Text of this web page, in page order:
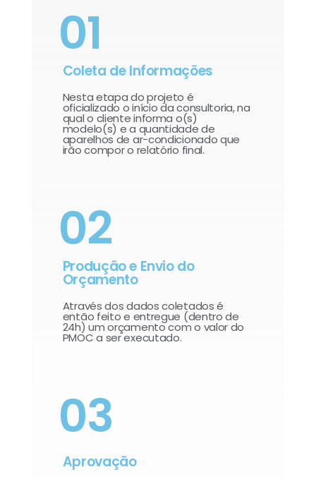
01
Coleta de Informações
Nesta etapa do projeto é
oficializado o início da consultoria, na
qual o cliente informa o(s)
modelo(s) e a quantidade de
aparelhos de ar-condicionado que
irão compor o relatório final.​
02
Produção e Envio do
Orçamento
Através dos dados coletados é
então feito e entregue (dentro de
24h) um orçamento com o valor do
PMOC a ser executado.
03
Aprovação